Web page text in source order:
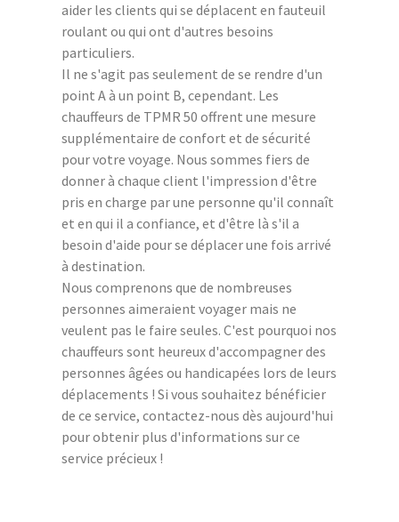
aider les clients qui se déplacent en fauteuil
roulant ou qui ont d'autres besoins
particuliers.
Il ne s'agit pas seulement de se rendre d'un
point A à un point B, cependant. Les
chauffeurs de TPMR 50 offrent une mesure
supplémentaire de confort et de sécurité
pour votre voyage. Nous sommes fiers de
donner à chaque client l'impression d'être
pris en charge par une personne qu'il connaît
et en qui il a confiance, et d'être là s'il a
besoin d'aide pour se déplacer une fois arrivé
à destination.
Nous comprenons que de nombreuses
personnes aimeraient voyager mais ne
veulent pas le faire seules. C'est pourquoi nos
chauffeurs sont heureux d'accompagner des
personnes âgées ou handicapées lors de leurs
déplacements ! Si vous souhaitez bénéficier
de ce service, contactez-nous dès aujourd'hui
pour obtenir plus d'informations sur ce
service précieux !